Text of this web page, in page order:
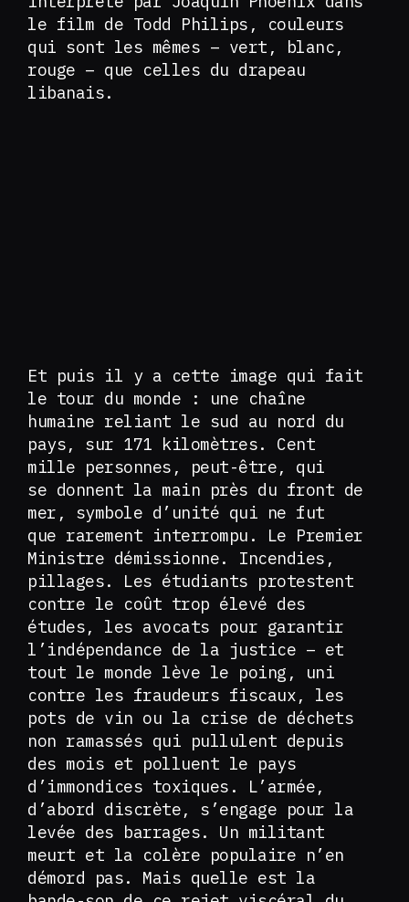
le film de Todd Philips, couleurs
qui sont les mêmes – vert, blanc,
rouge – que celles du drapeau
libanais.
Et puis il y a cette image qui fait
le tour du monde : une chaîne
humaine reliant le sud au nord du
pays, sur 171 kilomètres. Cent
mille personnes, peut-être, qui
se donnent la main près du front de
mer, symbole d’unité qui ne fut
que rarement interrompu. Le Premier
Ministre démissionne. Incendies,
pillages. Les étudiants protestent
contre le coût trop élevé des
études, les avocats pour garantir
l’indépendance de la justice – et
tout le monde lève le poing, uni
contre les fraudeurs fiscaux, les
pots de vin ou la crise de déchets
non ramassés qui pullulent depuis
des mois et polluent le pays
d’immondices toxiques. L’armée,
d’abord discrète, s’engage pour la
levée des barrages. Un militant
meurt et la colère populaire n’en
démord pas. Mais quelle est la